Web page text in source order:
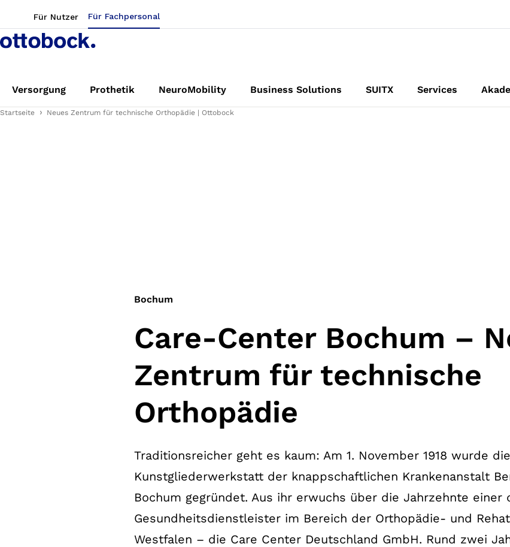
Für Nutzer Für Fachpersonal
Versorgung Prothetik NeuroMobility Business Solutions SUITX Services
Startseite Neues Zentrum für technische Orthopädie | Ottobock
Bochum
Care-Center Bochum –
Zentrum für technische
Orthopädie
Traditionsreicher geht es kaum: Am 1. November 1918 wurde
Kunstgliederwerkstatt der knappschaftlichen Krankenanstalt
Bochum gegründet. Aus ihr erwuchs über die Jahrzehnte einer
Gesundheitsdienstleister im Bereich der Orthopädie- und
Westfalen – die Care Center Deutschland GmbH. Rund zwei